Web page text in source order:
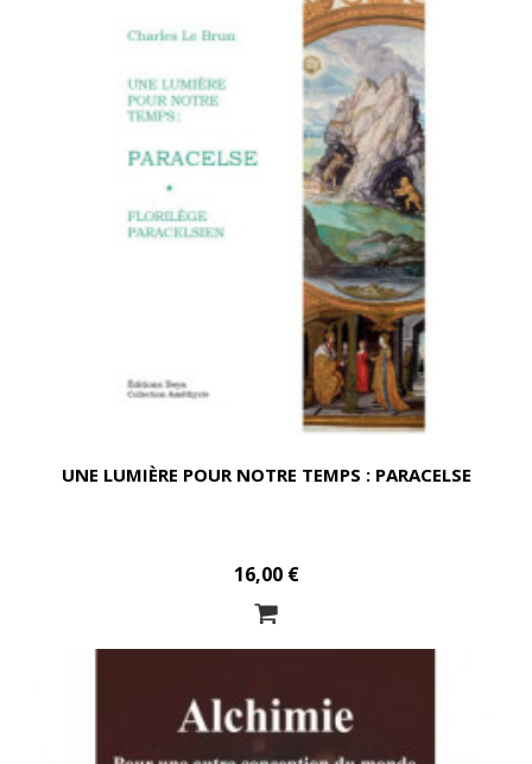
UNE LUMIÈRE POUR NOTRE TEMPS : PARACELSE
16,00 €